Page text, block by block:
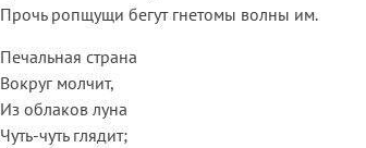
Прочь ропщущи бегут гнетомы волны им.
Печальная страна
Вокруг молчит,
Из облаков луна
Чуть-чуть глядит;